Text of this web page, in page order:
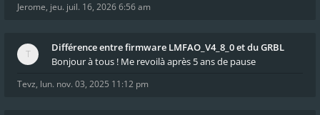
Jerome, jeu. juil. 16, 2026 6:56 am
Différence entre firmware LMFAO_V4_8_0 et du GRBL
Bonjour à tous ! Me revoilà après 5 ans de pause
Tevz, lun. nov. 03, 2025 11:12 pm